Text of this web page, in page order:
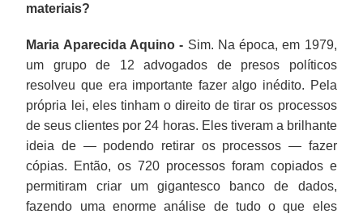
materiais?
Maria Aparecida Aquino - Sim. Na época, em 1979,
um grupo de 12 advogados de presos políticos
resolveu que era importante fazer algo inédito. Pela
própria lei, eles tinham o direito de tirar os processos
de seus clientes por 24 horas. Eles tiveram a brilhante
ideia de — podendo retirar os processos — fazer
cópias. Então, os 720 processos foram copiados e
permitiram criar um gigantesco banco de dados,
fazendo uma enorme análise de tudo o que eles